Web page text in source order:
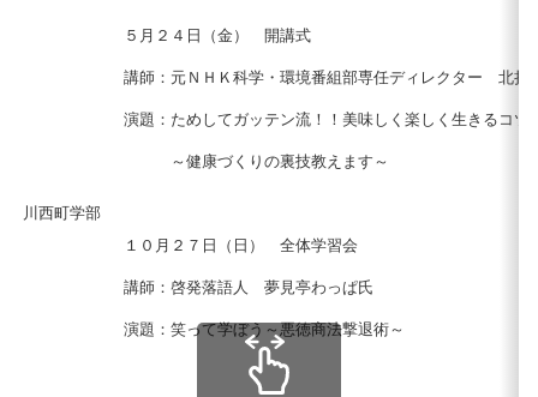
川西町学部
５月２４日（金） 開講式
講師：元ＮＨＫ科学・環境番組部専任ディレクター 北折
演題：ためしてガッテン流！！美味しく楽しく生きるコツ
～健康づくりの裏技教えます～
１０月２７日（日） 全体学習会
講師：啓発落語人 夢見亭わっぱ氏
演題：笑って学ぼう～悪徳商法撃退術～